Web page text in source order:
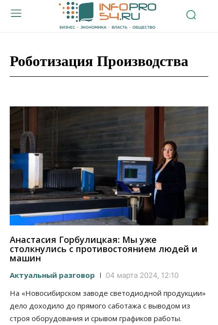
Роботизация Производства
Анастасия Горбулицкая: Мы уже
столкнулись с противостоянием людей и
машин
Актуальный разговор 04 марта 2024, 12:10
На «Новосибирском заводе светодиодной продукции»
дело доходило до прямого саботажа с выводом из
строя оборудования и срывом графиков работы.